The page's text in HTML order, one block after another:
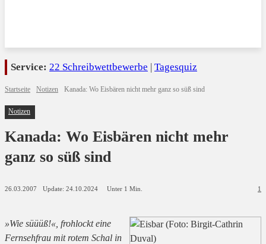
Service: 22 Schreibwettbewerbe | Tagesquiz
Startseite Notizen Kanada: Wo Eisbären nicht mehr ganz so süß sind
Notizen
Kanada: Wo Eisbären nicht mehr
ganz so süß sind
26.03.2007 Update: 24.10.2024 Unter 1 Min. 1
»Wie süüüß!«, frohlockt eine
Fernsehfrau mit rotem Schal in